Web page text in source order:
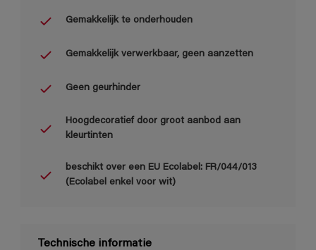
Gemakkelijk te onderhouden
Gemakkelijk verwerkbaar, geen aanzetten
Geen geurhinder
Hoogdecoratief door groot aanbod aan
kleurtinten
beschikt over een EU Ecolabel: FR/044/013
(Ecolabel enkel voor wit)
Technische informatie